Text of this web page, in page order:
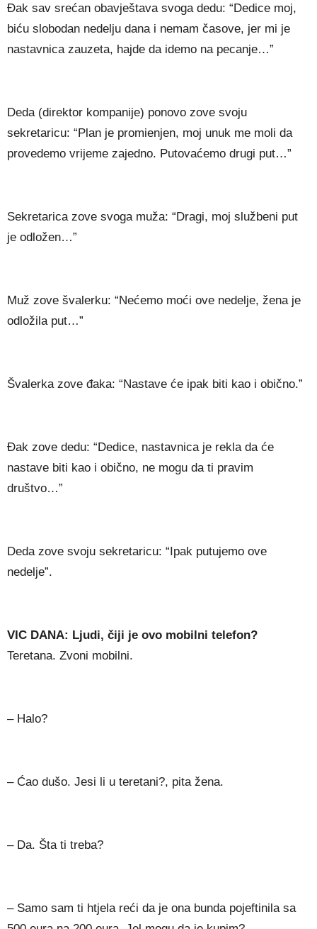
Đak sav srećan obavještava svoga dedu: “Dedice moj,
biću slobodan nedelju dana i nemam časove, jer mi je
nastavnica zauzeta, hajde da idemo na pecanje…”
Deda (direktor kompanije) ponovo zove svoju
sekretaricu: “Plan je promienjen, moj unuk me moli da
provedemo vrijeme zajedno. Putovaćemo drugi put…”
Sekretarica zove svoga muža: “Dragi, moj službeni put
je odložen…”
Muž zove švalerku: “Nećemo moći ove nedelje, žena je
odložila put…”
Švalerka zove đaka: “Nastave će ipak biti kao i obično.”
Đak zove dedu: “Dedice, nastavnica je rekla da će
nastave biti kao i obično, ne mogu da ti pravim
društvo…”
Deda zove svoju sekretaricu: “Ipak putujemo ove
nedelje”.
VIC DANA: Ljudi, čiji je ovo mobilni telefon?
Teretana. Zvoni mobilni.
– Halo?
– Ćao dušo. Jesi li u teretani?, pita žena.
– Da. Šta ti treba?
– Samo sam ti htjela reći da je ona bunda pojeftinila sa